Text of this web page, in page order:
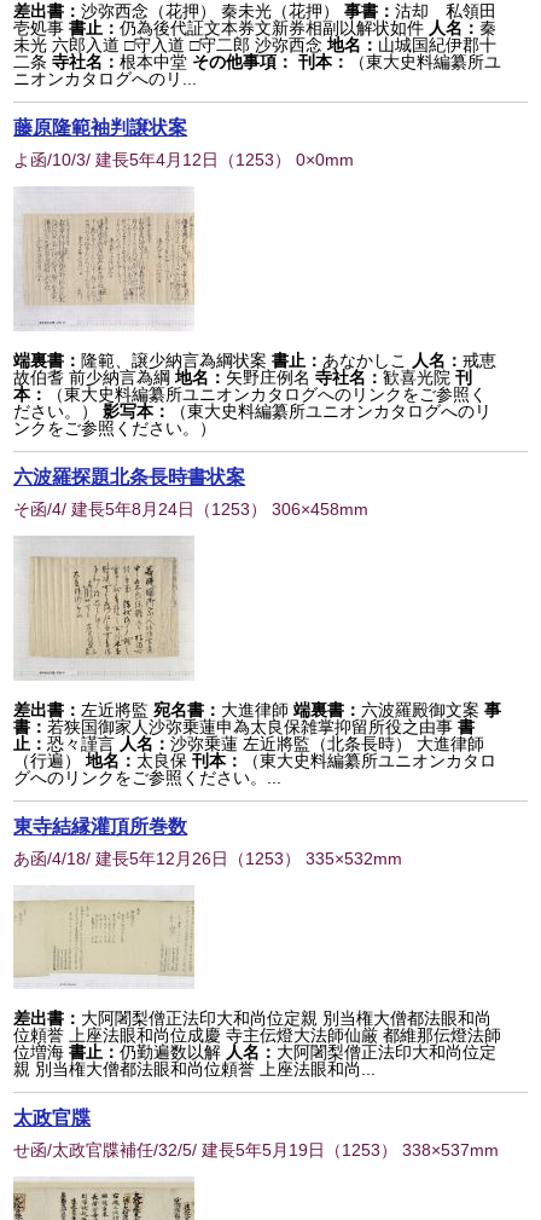
差出書：沙弥西念（花押） 秦未光（花押） 事書：沽却 私領田
壱処事書止：仍為後代証文本券文新券相副以解状如件 人名：秦
未光 六郎入道 □守入道 □守二郎 沙弥西念 地名： 山城国紀伊郡十
二条 寺社名：根本中堂 その他事項： 刊本：
（東大史料編纂所ユ
ニオンカタログへのリ...
藤原隆範袖判譲状案
よ函/10/3/ 建長5年4月12日 （1253） 0×0mm
端裏書： 隆範、譲少納言為綱状案 書止： あなかしこ 人名：戒恵
故伯耆 前少納言為綱 地名： 矢野庄例名 寺社名：歓喜光院 刊
本：
（東大史料編纂所ユニオンカタログへのリンクをご参照く
ださい。）
影写本：
（東大史料編纂所ユニオンカタログへのリ
ンクをご参照ください。）
六波羅探題北条長時書状案
そ函/4/ 建長5年8月24日 （1253） 306×458mm
差出書： 左近將監 宛名書： 大進律師 端裏書：六波羅殿御文案 事
書：若狭国御家人沙弥乗蓮申為太良保雑掌抑留所役之由事 書
止：恐々謹言 人名：沙弥乗蓮 左近將監（北条長時） 大進律師
（行遍）
地名： 太良保 刊本：
（東大史料編纂所ユニオンカタロ
グへのリンクをご参照ください。...
東寺結縁灌頂所巻数
あ函/4/18/ 建長5年12月26日 （1253） 335×532mm
差出書： 大阿闍梨僧正法印大和尚位定親 別当権大僧都法眼和尚
位頼誉 上座法眼和尚位成慶 寺主伝燈大法師仙厳 都維那伝燈法師
位増海 書止：仍勤遍数以解 人名： 大阿闍梨僧正法印大和尚位定
親 別当権大僧都法眼和尚位頼誉 上座法眼和尚...
太政官牒
せ函/太政官牒補任/32/5/ 建長5年5月19日 （1253） 338×537mm